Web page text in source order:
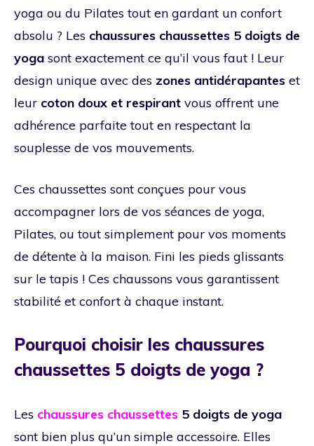
yoga ou du Pilates tout en gardant un confort
absolu ? Les chaussures chaussettes 5 doigts de
yoga sont exactement ce qu’il vous faut ! Leur
design unique avec des zones antidérapantes et
leur coton doux et respirant vous offrent une
adhérence parfaite tout en respectant la
souplesse de vos mouvements.
Ces chaussettes sont conçues pour vous
accompagner lors de vos séances de yoga,
Pilates, ou tout simplement pour vos moments
de détente à la maison. Fini les pieds glissants
sur le tapis ! Ces chaussons vous garantissent
stabilité et confort à chaque instant.
Pourquoi choisir les chaussures
chaussettes 5 doigts de yoga ?
Les chaussures chaussettes 5 doigts de yoga
sont bien plus qu’un simple accessoire. Elles